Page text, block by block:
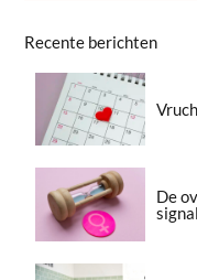
Recente berichten
De